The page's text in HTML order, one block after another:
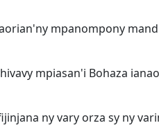
mpanompony
mpiasan'i Bohaza
ny vary orza sy ny